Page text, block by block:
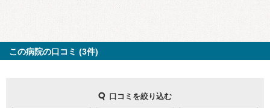
この病院の口コミ (3件)
口コミを絞り込む